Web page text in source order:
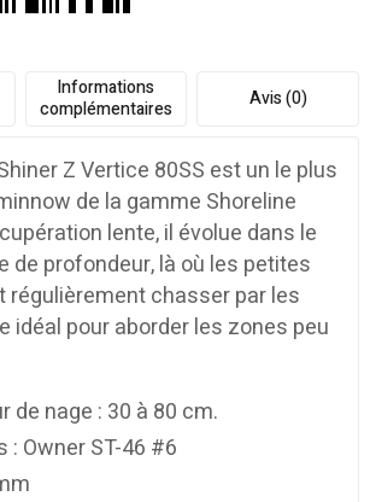
Informations
complémentaires
Avis (0)
Z Vertice 80SS est un le plus
de la gamme Shoreline
lente, il évolue dans le
de profondeur, là où les petites
régulièrement chasser par les
idéal pour aborder les zones peu
de nage : 30 à 80 cm.
: Owner ST-46 #6